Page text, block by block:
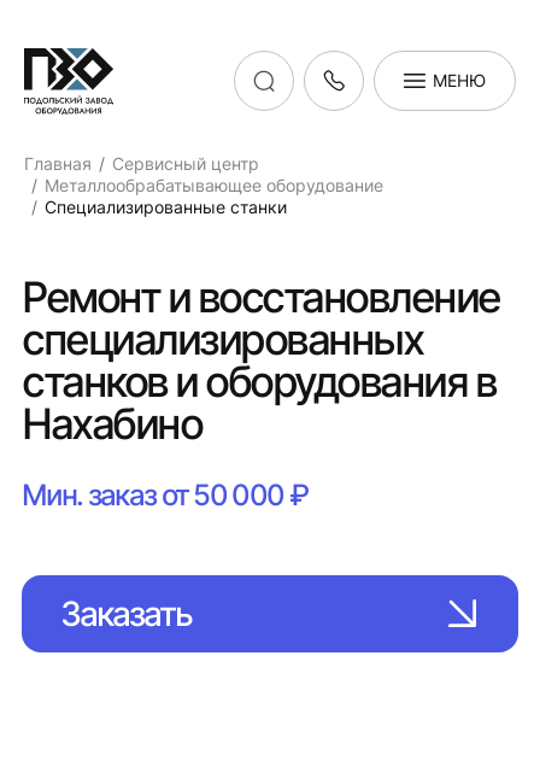
МЕНЮ
Главная
Сервисный центр
Металлообрабатывающее оборудование
Специализированные станки
Ремонт и восстановление
специализированных
станков и оборудования в
Нахабино
Мин. заказ от 50 000 ₽
Заказать